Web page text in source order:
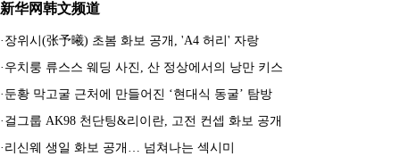
新华网韩文频道
· 장위시(张予曦) 초봄 화보 공개, 'A4 허리' 자랑
· 우치룽 류스스 웨딩 사진, 산 정상에서의 낭만 키스
· 둔황 막고굴 근처에 만들어진 ‘현대식 동굴’ 탐방
· 걸그룹 AK98 천단팅&리이란, 고전 컨셉 화보 공개
· 리신웨 생일 화보 공개… 넘쳐나는 섹시미